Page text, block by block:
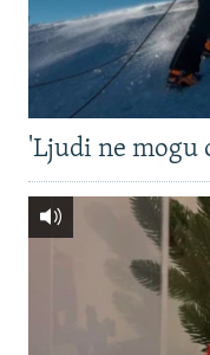
'Ljudi ne